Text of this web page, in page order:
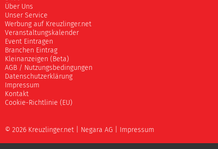
Über Uns
Unser Service
Werbung auf Kreuzlinger.net
Veranstaltungskalender
Event Eintragen
Branchen Eintrag
Kleinanzeigen (Beta)
AGB / Nutzungsbedingungen
Datenschutzerklärung
Impressum
Kontakt
Cookie-Richtlinie (EU)
© 2026 Kreuzlinger.net | Negara AG Impressum